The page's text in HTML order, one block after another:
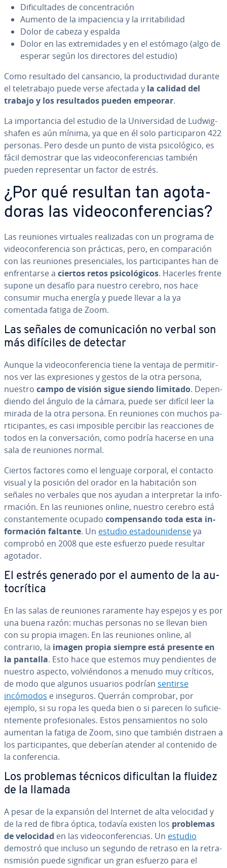
Di­fi­cu­l­ta­des de co­n­ce­n­tra­ción
Aumento de la im­pa­cie­n­cia y la irri­ta­bi­li­dad
Dolor de cabeza y espalda
Dolor en las ex­tre­mi­da­des y en el estómago (algo de
esperar según los di­re­c­to­res del estudio)
Como resultado del cansancio, la pro­du­c­ti­vi­dad durante
el te­le­tra­ba­jo puede verse afectada y la calidad del
trabajo y los re­su­l­ta­dos pueden empeorar.
La im­po­r­ta­n­cia del estudio de la Uni­ve­r­si­dad de Lu­d­wi­g­
sha­fen es aún mínima, ya que en él solo pa­r­ti­ci­pa­ron 422
personas. Pero desde un punto de vista psi­co­ló­gi­co, es
fácil demostrar que las vi­deo­co­n­fe­re­n­cias también
pueden re­pre­se­n­tar un factor de estrés.
¿Por qué resultan tan ago­ta­
do­ras las vi­deo­co­n­fe­re­n­cias?
Las reuniones virtuales rea­li­za­das con un programa de
vi­deo­co­n­fe­re­n­cia son prácticas, pero, en co­m­pa­ra­ción
con las reuniones pre­se­n­cia­les, los pa­r­ti­ci­pa­n­tes han de
en­fre­n­tar­se a ciertos retos psi­co­ló­gi­cos. Hacerles frente
supone un desafío para nuestro cerebro, nos hace
consumir mucha energía y puede llevar a la ya
comentada fatiga de Zoom.
Las señales de co­mu­ni­ca­ción no verbal son
más difíciles de detectar
Aunque la vi­deo­co­n­fe­re­n­cia tiene la ventaja de pe­r­mi­ti­r­
nos ver las ex­pre­sio­nes y gestos de la otra persona,
nuestro campo de visión sigue siendo limitado. De­pe­n­
die­n­do del ángulo de la cámara, puede ser difícil leer la
mirada de la otra persona. En reuniones con muchos pa­
r­ti­ci­pa­n­tes, es casi imposible percibir las reac­cio­nes de
todos en la co­n­ve­r­sa­ción, como podría hacerse en una
sala de reuniones normal.
Ciertos factores como el lenguaje corporal, el contacto
visual y la posición del orador en la ha­bi­ta­ción son
señales no verbales que nos ayudan a in­te­r­pre­tar la in­fo­
r­ma­ción. En las reuniones online, nuestro cerebro está
co­n­s­ta­n­te­me­n­te ocupado co­m­pe­n­sa­n­do toda esta in­
fo­r­ma­ción faltante. Un estudio es­ta­dou­ni­de­n­seya
comprobó en 2008 que este esfuerzo puede resultar
agotador.
El estrés generado por el aumento de la au­
to­crí­ti­ca
En las salas de reuniones raramente hay espejos y es por
una buena razón: muchas personas no se llevan bien
con su propia imagen. En las reuniones online, al
contrario, la imagen propia siempre está presente en
la pantalla. Esto hace que estemos muy pe­n­die­n­tes de
nuestro aspecto, vo­l­vié­n­do­nos a menudo muy críticos,
de modo que algunos usuarios podrían sentirse
incómodos e inseguros. Querrán comprobar, por
ejemplo, si su ropa les queda bien o si parecen lo su­fi­cie­
n­te­me­n­te pro­fe­sio­na­les. Estos pe­n­sa­mie­n­tos no solo
aumentan la fatiga de Zoom, sino que también distraen a
los pa­r­ti­ci­pa­n­tes, que deberían atender al contenido de
la co­n­fe­re­n­cia.
Los problemas técnicos di­fi­cu­l­tan la fluidez
de la llamada
A pesar de la expansión del Internet de alta velocidad y
de la red de fibra óptica, todavía existen los problemas
de velocidad en las vi­deo­co­n­fe­re­n­cias. Un estudio
demostró que incluso un segundo de retraso en la re­tra­
n­s­mi­sión puede si­g­ni­fi­car un gran esfuerzo para el